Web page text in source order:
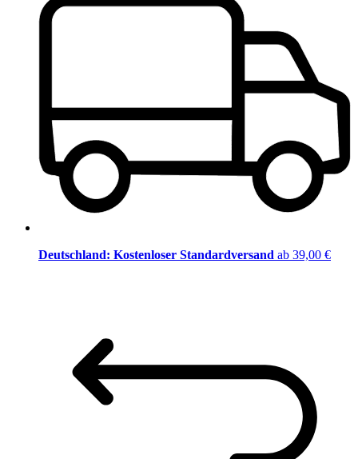
Deutschland: Kostenloser Standardversand ab 39,00 €